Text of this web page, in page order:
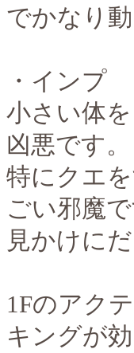
でかなり
・インプ
小さい体
凶悪です。
特にクエ
ごい邪魔
見かけに
1Fのアク
キングが